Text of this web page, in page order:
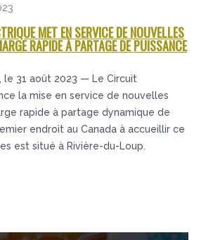
MET EN SERVICE DE NOUVELLES
RAPIDE À PARTAGE DE PUISSANCE
le 31 août 2023 — Le Circuit
la mise en service de nouvelles
rapide à partage dynamique de
endroit au Canada à accueillir ce
est situé à Rivière-du-Loup.